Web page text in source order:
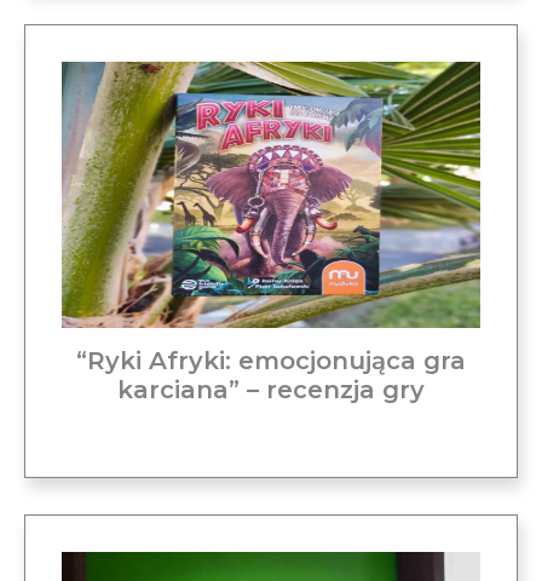
“Ryki Afryki: emocjonująca gra
karciana” – recenzja gry